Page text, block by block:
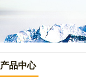
产品中心